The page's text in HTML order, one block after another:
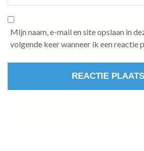
Mijn naam, e-mail en site opslaan in
volgende keer wanneer ik een reactie